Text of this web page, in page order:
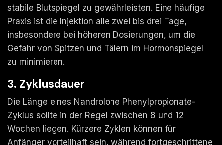
stabile Blutspiegel zu gewährleisten. Eine häufige
Praxis ist die Injektion alle zwei bis drei Tage,
insbesondere bei höheren Dosierungen, um die
Gefahr von Spitzen und Tälern im Hormonspiegel
zu minimieren.
3. Zyklusdauer
Die Länge eines Nandrolone Phenylpropionate-
Zyklus sollte in der Regel zwischen 8 und 12
Wochen liegen. Kürzere Zyklen können für
Anfänger vorteilhaft sein, während fortgeschrittene